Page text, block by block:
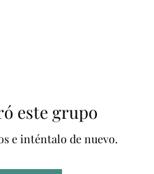
este grupo
e inténtalo de nuevo.